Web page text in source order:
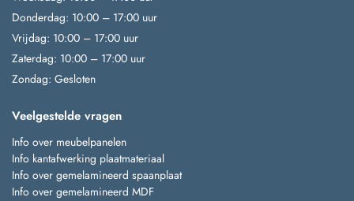
Donderdag: 10:00 – 17:00 uur
Vrijdag: 10:00 – 17:00 uur
Zaterdag: 10:00 – 17:00 uur
Zondag: Gesloten
Veelgestelde vragen
Info over meubelpanelen
Info kantafwerking plaatmateriaal
Info over gemelamineerd spaanplaat
Info over gemelamineerd MDF